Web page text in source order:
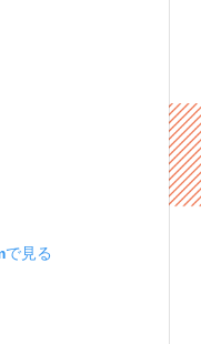
見る